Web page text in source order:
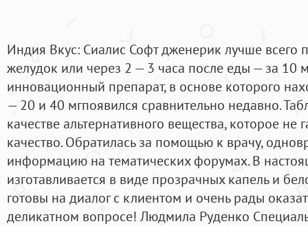
Индия Вкус: Сиалис Софт дженерик лучше всего
желудок или через 2 — 3 часа после еды — за 10
инновационный препарат, в основе которого
— 20 и 40 мгпоявился сравнительно недавно.
качестве альтернативного вещества, которое не
качество. Обратилась за помощью к врачу,
информацию на тематических форумах. В
изготавливается в виде прозрачных капель и
готовы на диалог с клиентом и очень рады
деликатном вопросе! Людмила Руденко